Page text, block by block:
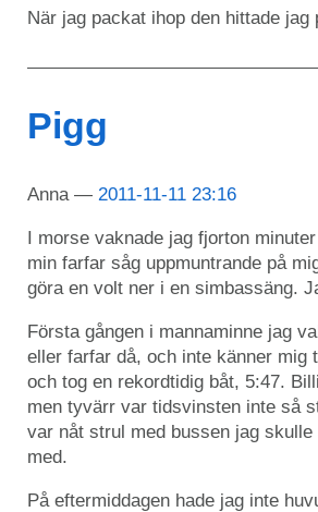
När jag packat ihop den hittade jag
Pigg
Anna 2011-11-11 23:16
I morse vaknade jag fjorton
min farfar såg uppmuntrande på
göra en volt ner i en simbassäng.
Första gången i mannaminne jag
eller farfar då, och inte känner mig
och tog en rekordtidig båt, 5:47.
men tyvärr var tidsvinsten inte så
var nåt strul med bussen jag
med.
På eftermiddagen hade jag inte